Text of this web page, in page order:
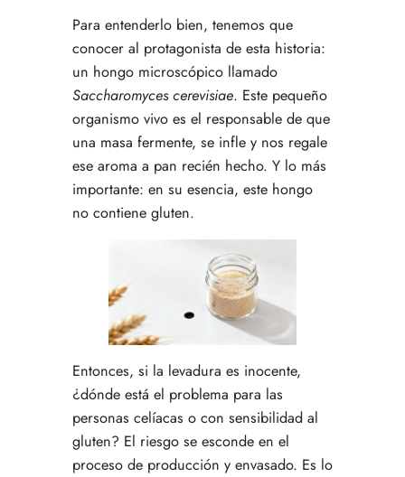
Para entenderlo bien, tenemos que
conocer al protagonista de esta historia:
un hongo microscópico llamado
Saccharomyces cerevisiae. Este pequeño
organismo vivo es el responsable de que
una masa fermente, se infle y nos regale
ese aroma a pan recién hecho. Y lo más
importante: en su esencia, este hongo
no contiene gluten.
Entonces, si la levadura es inocente,
¿dónde está el problema para las
personas celíacas o con sensibilidad al
gluten? El riesgo se esconde en el
proceso de producción y envasado. Es lo